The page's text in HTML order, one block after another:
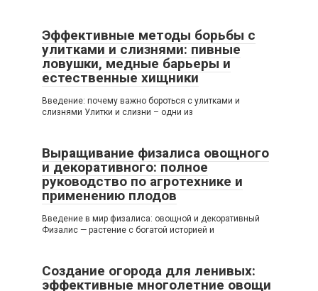
Эффективные методы борьбы с
улитками и слизнями: пивные
ловушки, медные барьеры и
естественные хищники
Введение: почему важно бороться с улитками и
слизнями Улитки и слизни – одни из
Выращивание физалиса овощного
и декоративного: полное
руководство по агротехнике и
применению плодов
Введение в мир физалиса: овощной и декоративный
Физалис — растение с богатой историей и
Создание огорода для ленивых:
эффективные многолетние овощи